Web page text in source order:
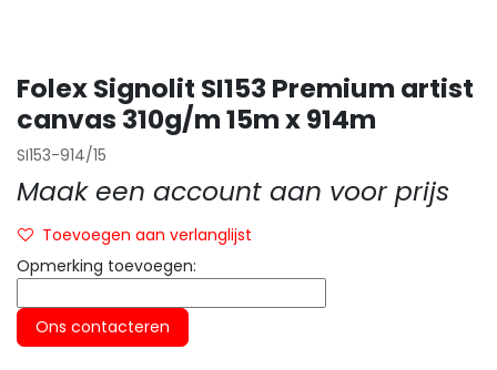
Folex Signolit SI153 Premium artist
canvas 310g/m 15m x 914m
SI153-914/15
Maak een account aan voor prijs
Toevoegen aan verlanglijst
Opmerking toevoegen:
Ons contacteren